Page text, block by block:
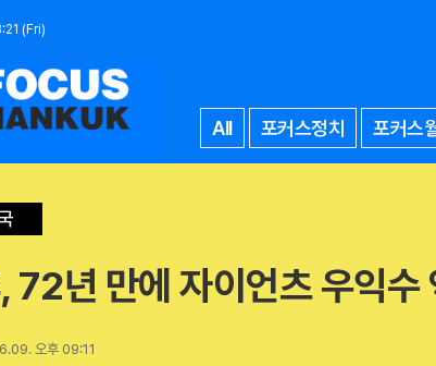
(Fri)
All 포커스정치 포커스
72년 만에 자이언츠 우익수
오후 09:11